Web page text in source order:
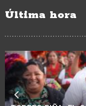
Última hora